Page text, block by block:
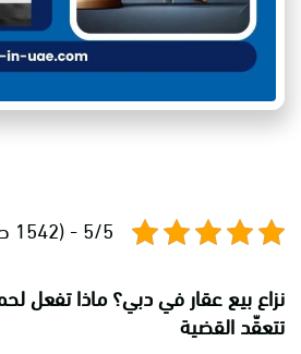
5/5 - (1542 صوت)
نزاع بيع عقار في دبي؟ ماذا تفعل
تتعقّد القضية